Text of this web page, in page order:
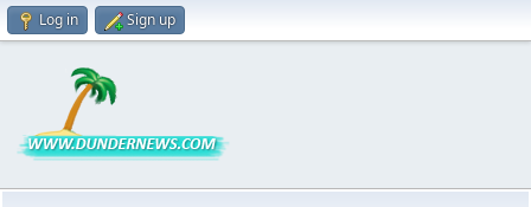
Log in Sign up